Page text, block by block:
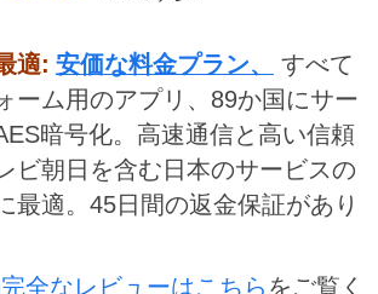
適: 安価な料金プラン、
すべて
ーム用のアプリ、89か国にサー
暗号化。高速通信と高い信頼
ビ朝日を含む日本のサービスの
最適。45日間の返金保証があり
全なレビューはこちら をご覧く